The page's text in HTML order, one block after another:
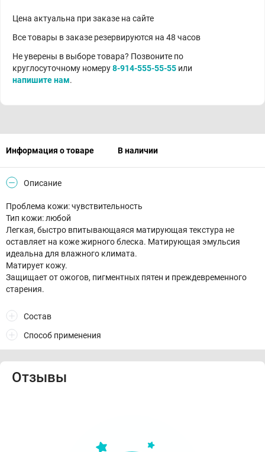
Цена актуальна при заказе на сайте
Все товары в заказе резервируются на 48 часов
Не уверены в выборе товара? Позвоните по
круглосуточному номеру8-914-555-55-55 или
напишите нам.
Информация о товаре В наличии
Описание
Проблема кожи: чувствительность
Тип кожи: любой
Легкая, быстро впитывающаяся матирующая текстура не
оставляет на коже жирного блеска. Матирующая эмульсия
идеальна для влажного климата.
Матирует кожу.
Защищает от ожогов, пигментных пятен и преждевременного
старения.
Состав
Способ применения
Отзывы